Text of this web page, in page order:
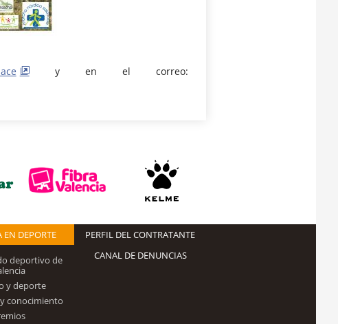
y en el correo:
EN DEPORTE
deportivo de
y deporte
conocimiento
PERFIL DEL CONTRATANTE
CANAL DE DENUNCIAS